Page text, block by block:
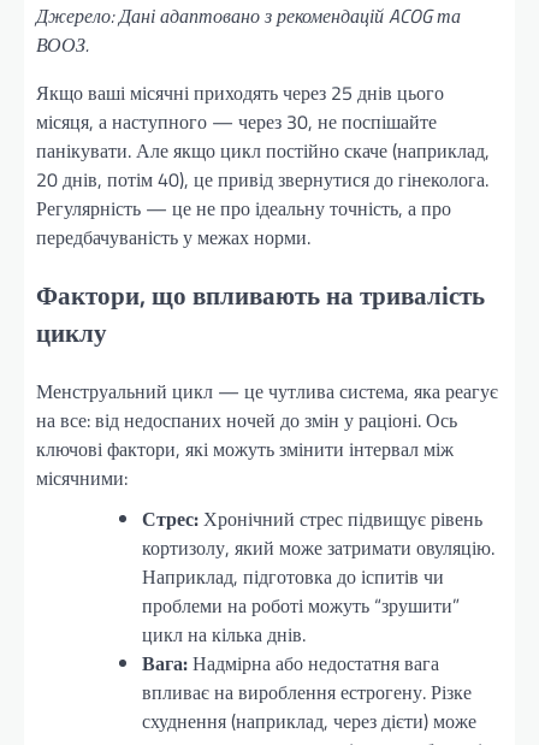
Джерело: Дані адаптовано з рекомендацій ACOG та
ВООЗ.
Якщо ваші місячні приходять через 25 днів цього
місяця, а наступного — через 30, не поспішайте
панікувати. Але якщо цикл постійно скаче (наприклад,
20 днів, потім 40), це привід звернутися до гінеколога.
Регулярність — це не про ідеальну точність, а про
передбачуваність у межах норми.
Фактори, що впливають на тривалість
циклу
Менструальний цикл — це чутлива система, яка реагує
на все: від недоспаних ночей до змін у раціоні. Ось
ключові фактори, які можуть змінити інтервал між
місячними:
Стрес:Хронічний стрес підвищує рівень
кортизолу, який може затримати овуляцію.
Наприклад, підготовка до іспитів чи
проблеми на роботі можуть “зрушити”
цикл на кілька днів.
Вага:Надмірна або недостатня вага
впливає на вироблення естрогену. Різке
схуднення (наприклад, через дієти) може